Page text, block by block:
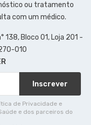
ou tratamento
com um médico.
138, Bloco 01, Loja 201 -
010
Inscrever
de Privacidade e
e dos parceiros do